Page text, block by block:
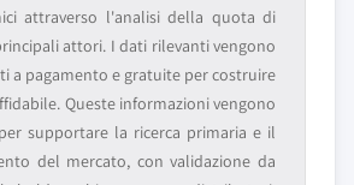
attraverso l'analisi della quota di
attori. I dati rilevanti vengono
a pagamento e gratuite per costruire
Queste informazioni vengono
supportare la ricerca primaria e il
del mercato, con validazione da